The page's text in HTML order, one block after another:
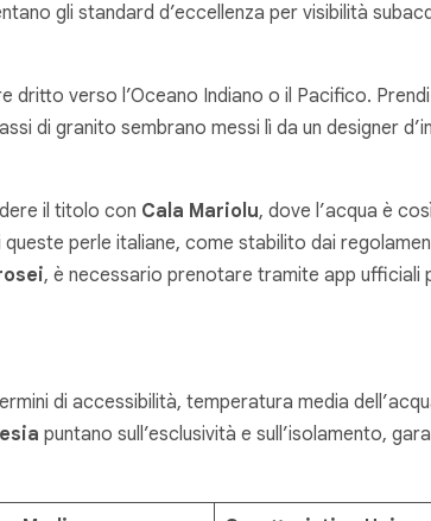
gli standard d’eccellenza per visibilità
verso l’Oceano Indiano o il Pacifico.
di granito sembrano messi lì da un designer
il titolo con Cala Mariolu, dove l’acqua è
perle italiane, come stabilito dai
, è necessario prenotare tramite app ufficiali
di accessibilità, temperatura media
puntano sull’esclusività e sull’isolamento,